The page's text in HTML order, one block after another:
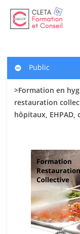
main
Public
>Formation en
restauration
hôpitaux, EHPAD,